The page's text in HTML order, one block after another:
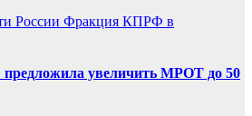
России Фракция КПРФ в
увеличить МРОТ до 50